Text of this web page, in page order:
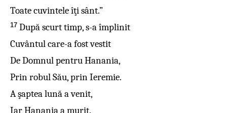
Toate cuvintele îţi sânt.”
17 După scurt timp, s-a împlinit
Cuvântul care-a fost vestit
De Domnul pentru Hanania,
Prin robul Său, prin Ieremie.
A şaptea lună a venit,
Iar Hanania a murit.